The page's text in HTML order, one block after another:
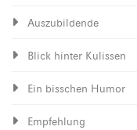
Auszubildende
Blick hinter Kulissen
Ein bisschen Humor
Empfehlung